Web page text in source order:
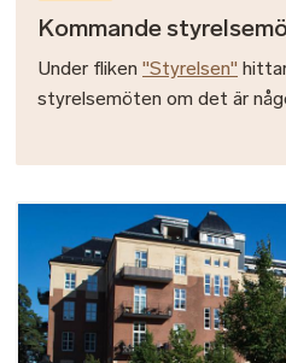
Kommande
Under fliken "Styrelsen"
styrelsemöten om det är